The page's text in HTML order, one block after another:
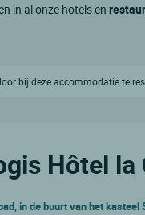
in al onze hotels en
bij deze accommodatie te
Hôtel la
in de buurt van het kasteel